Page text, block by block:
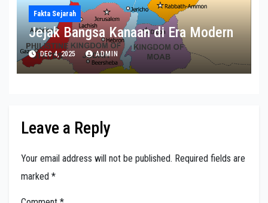
Fakta Sejarah
Jejak Bangsa Kanaan di Era Modern
DEC 4, 2025 ADMIN
Leave a Reply
Your email address will not be published. Required fields are
marked *